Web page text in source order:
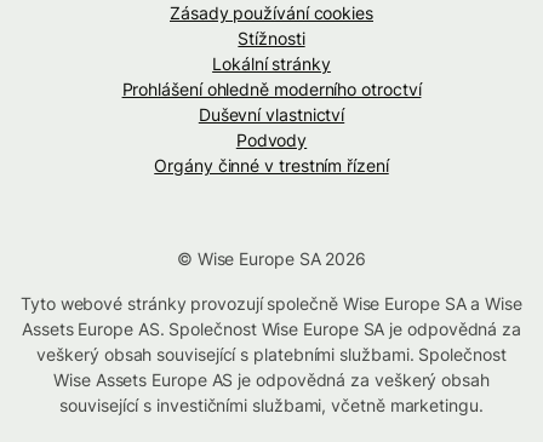
Zásady používání cookies
Stížnosti
Lokální stránky
Prohlášení ohledně moderního otroctví
Duševní vlastnictví
Podvody
Orgány činné v trestním řízení
© Wise Europe SA 2026
Tyto webové stránky provozují společně Wise Europe SA a Wise
Assets Europe AS. Společnost Wise Europe SA je odpovědná za
veškerý obsah související s platebními službami. Společnost
Wise Assets Europe AS je odpovědná za veškerý obsah
související s investičními službami, včetně marketingu.